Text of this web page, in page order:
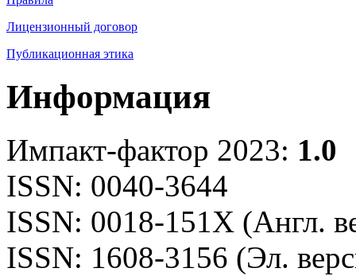
Лицензионный договор
Публикационная этика
Информация
Импакт-фактор 2023: 1.0
ISSN: 0040-3644
ISSN: 0018-151X (Англ.
ISSN: 1608-3156 (Эл.